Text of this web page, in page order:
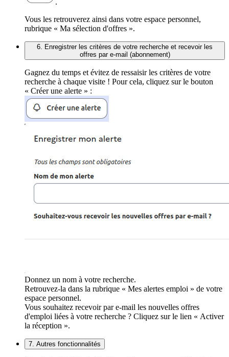
.
Vous les retrouverez ainsi dans votre espace personnel,
rubrique « Ma sélection d'offres ».
6. Enregistrer les critères de votre recherche et recevoir les
offres par e-mail (abonnement)
Gagnez du temps et évitez de ressaisir les critères de votre
recherche à chaque visite ! Pour cela, cliquez sur le bouton
« Créer une alerte » :
Donnez un nom à votre recherche.
Retrouvez-la dans la rubrique « Mes alertes emploi » de votre
espace personnel.
Vous souhaitez recevoir par e-mail les nouvelles offres
d'emploi liées à votre recherche ? Cliquez sur le lien « Activer
la réception ».
7. Autres fonctionnalités